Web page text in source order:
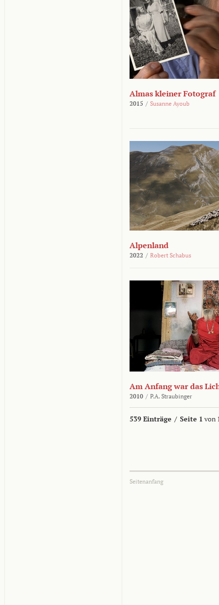
Almas kleiner Fotograf
2015 / Susanne Ayoub
Alpenland
2022 / Robert Schabus
Am Anfang war das
2010 / P.A. Straubinger
539 Einträge / Seite 1 von
Seitenanfang